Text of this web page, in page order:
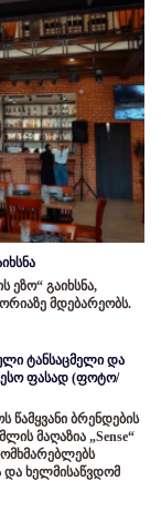
ეზო“ გაიხსნა,
მდებარეობს.
ტანსაცმელი და
ფასად (ფოტო/
ბრენდების
მაღაზია „Sense“
და ხელმისაწვდომ